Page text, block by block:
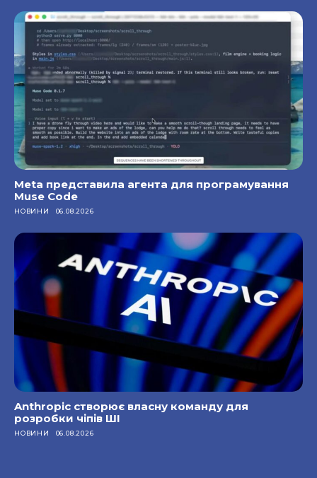
Meta представила агента для програмування
Muse Code
НОВИНИ 06.08.2026
Anthropic створює власну команду для
розробки чіпів ШІ
НОВИНИ 06.08.2026